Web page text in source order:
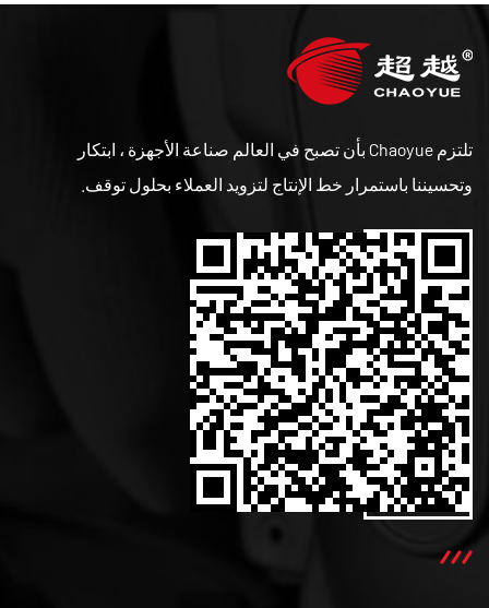
تلتزم Chaoyue بأن تصبح في العالم صناعة الأجهزة ، ابتكار
وتحسيننا باستمرار خط الإنتاج لتزويد العملاء بحلول توقف.